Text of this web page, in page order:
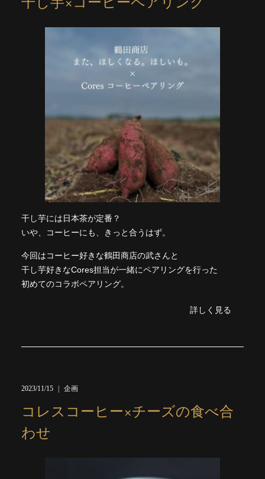
干し芋には日本茶が定番？
いや、コーヒーにも、きっと合うはず。
今回はコーヒー好きな鶴田商店の武さんと
干し芋好きなCores担当が一緒にペアリングを行った
初めてのコラボペアリング。
詳しく見る
2023/11/15 企画
コレスコーヒー×チーズの食べ合
わせ